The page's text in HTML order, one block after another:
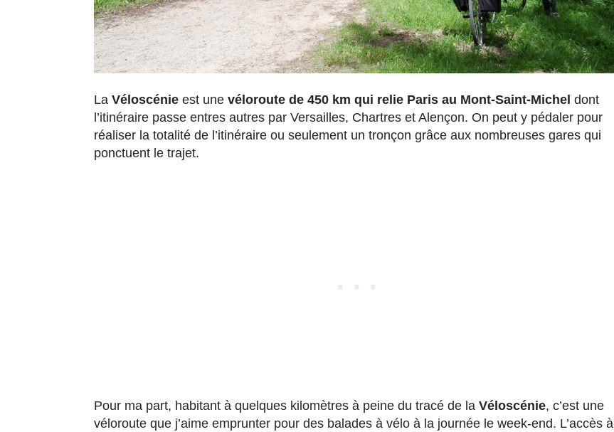
La Véloscénie est une véloroute de 450 km qui relie Paris au Mont-Saint-Michel dont
l’itinéraire passe entres autres par Versailles, Chartres et Alençon. On peut y pédaler pour
réaliser la totalité de l’itinéraire ou seulement un tronçon grâce aux nombreuses gares qui
ponctuent le trajet.
Pour ma part, habitant à quelques kilomètres à peine du tracé de la Véloscénie, c’est une
véloroute que j’aime emprunter pour des balades à vélo à la journée le week-end. L’accès à